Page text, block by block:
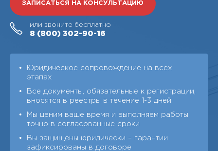
ЗАПИСАТЬСЯ НА КОНСУЛЬТАЦИЮ
или звоните бесплатно
8 (800) 302-90-16
Юридическое сопровождение на всех
этапах
Все документы, обязательные к регистрации,
вносятся в реестры в течение 1-3 дней
Мы ценим ваше время и выполняем работы
точно в согласованные сроки
Вы защищены юридически – гарантии
зафиксированы в договоре